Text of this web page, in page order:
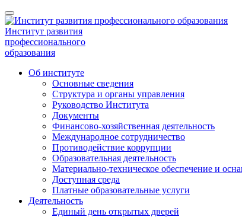
Институт развития
профессионального
образования
Об институте
Основные сведения
Структура и органы управления
Руководство Института
Документы
Финансово-хозяйственная деятельность
Международное сотрудничество
Противодействие коррупции
Образовательная деятельность
Материально-техническое обеспечение и
Доступная среда
Платные образовательные услуги
Деятельность
Единый день открытых дверей